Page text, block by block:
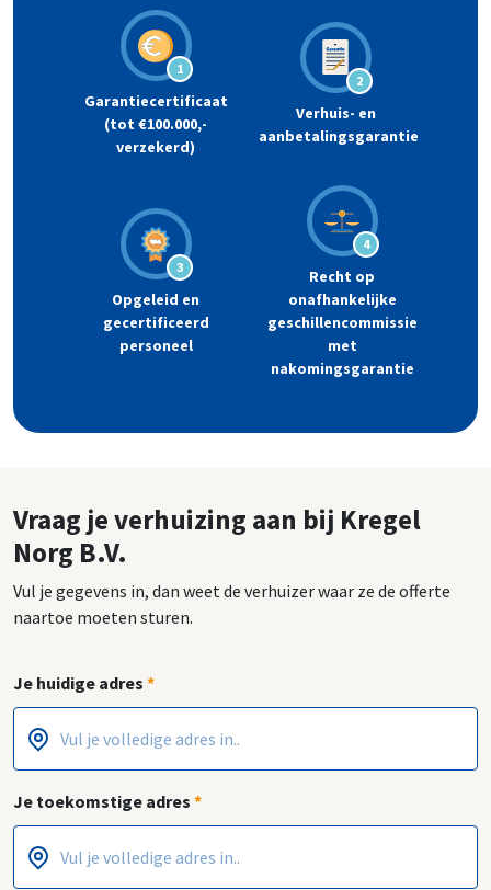
1
Garantiecertificaat
(tot €100.000,-
verzekerd)
2
Verhuis- en
aanbetalingsgarantie
3
Opgeleid en
gecertificeerd
personeel
4
Recht op
onafhankelijke
geschillencommissie
met
nakomingsgarantie
Vraag je verhuizing aan bij Kregel
Norg B.V.
Vul je gegevens in, dan weet de verhuizer waar ze de offerte
naartoe moeten sturen.
Je huidige adres *
Postcode*
Huisnummer*
Je toekomstige adres *